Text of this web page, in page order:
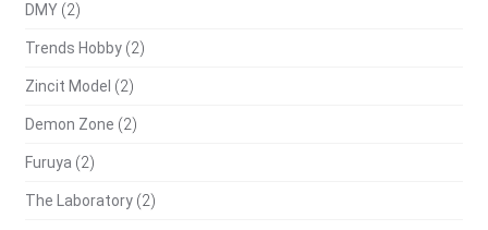
DMY (2)
Trends Hobby (2)
Zincit Model (2)
Demon Zone (2)
Furuya (2)
The Laboratory (2)